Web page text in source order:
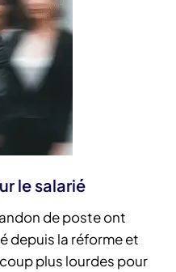
le salarié
de poste ont
depuis la réforme et
plus lourdes pour